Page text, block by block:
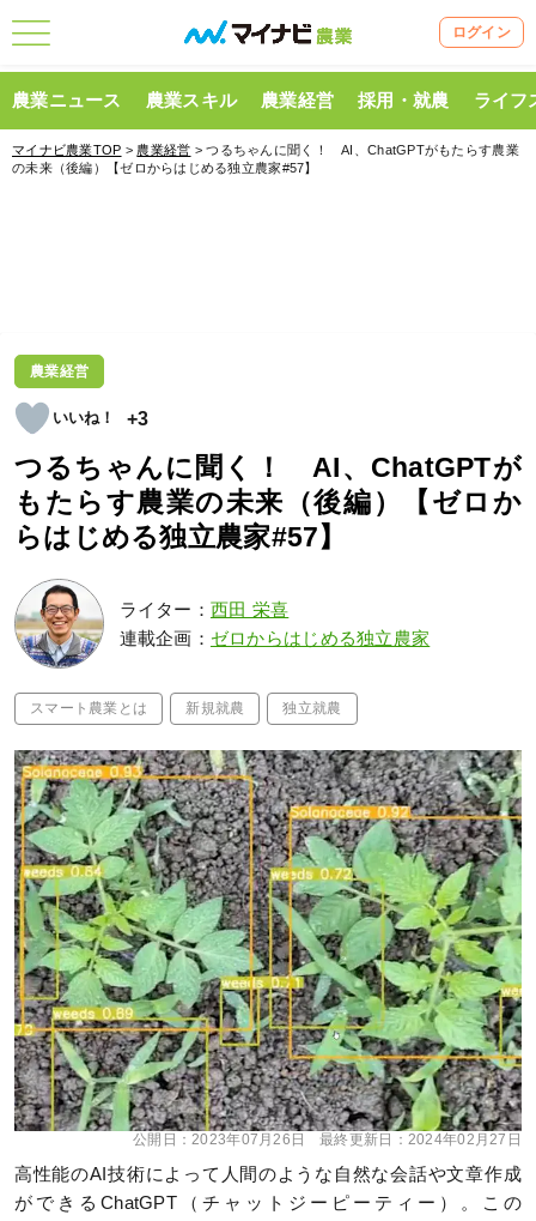
ログイン
農業ニュース 農業スキル 農業経営 採用・就農 ライフ
マイナビ農業TOP > 農業経営 > つるちゃんに聞く！ AI、ChatGPTがもたらす農業
の未来（後編）【ゼロからはじめる独立農家#57】
農業経営
+3
つるちゃんに聞く！ AI、ChatGPTが
もたらす農業の未来（後編）【ゼロか
らはじめる独立農家#57】
ライター： 西田 栄喜
連載企画： ゼロからはじめる独立農家
スマート農業とは 新規就農 独立就農
公開日：2023年07月26日 最終更新日： 2024年02月27日
高性能のAI技術によって人間のような自然な会話や文章作成
ができるChatGPT（チャットジーピーティー）。この